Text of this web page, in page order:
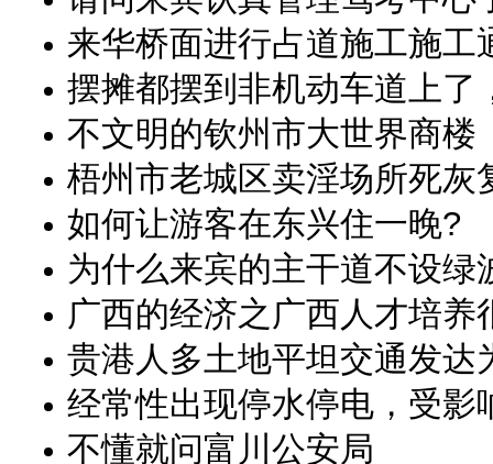
来华桥面进行占道施工施工
摆摊都摆到非机动车道上了
不文明的钦州市大世界商楼
梧州市老城区卖淫场所死灰
如何让游客在东兴住一晚?
为什么来宾的主干道不设绿
广西的经济之广西人才培养
贵港人多土地平坦交通发达
经常性出现停水停电，受影
不懂就问富川公安局